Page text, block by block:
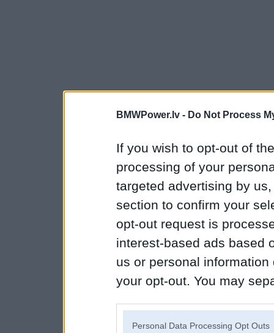
BMWPower.lv - Do Not Process
If you wish to opt-out of
processing of your
targeted advertising by
section to confirm your
opt-out request is
interest-based ads based
us or personal
your opt-out. You may
Personal Data Processing Opt Outs